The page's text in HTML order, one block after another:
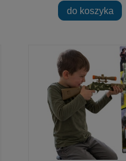
do koszyka